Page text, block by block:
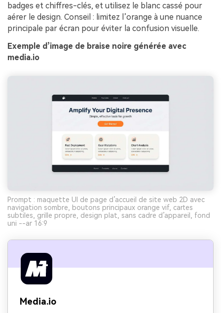
badges et chiffres-clés, et utilisez le blanc cassé pour
aérer le design. Conseil : limitez l’orange à une nuance
principale par écran pour éviter la confusion visuelle.
Exemple d’image de braise noire générée avec
media.io
Prompt : maquette UI de page d’accueil de site web 2D avec
navigation sombre, boutons principaux orange vif, cartes
subtiles, grille propre, design plat, sans cadre d’appareil, fond
uni --ar 16:9
Media.io